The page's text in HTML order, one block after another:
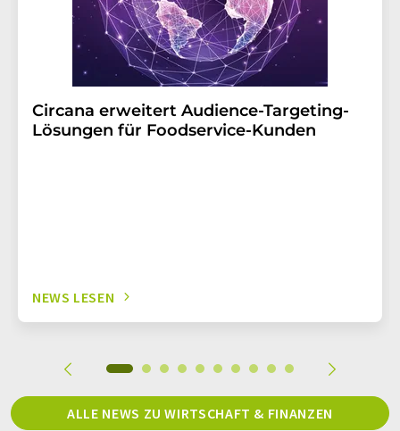
Circana erweitert Audience-Targeting-
Lösungen für Foodservice-Kunden
NEWS LESEN
ALLE NEWS ZU WIRTSCHAFT & FINANZEN